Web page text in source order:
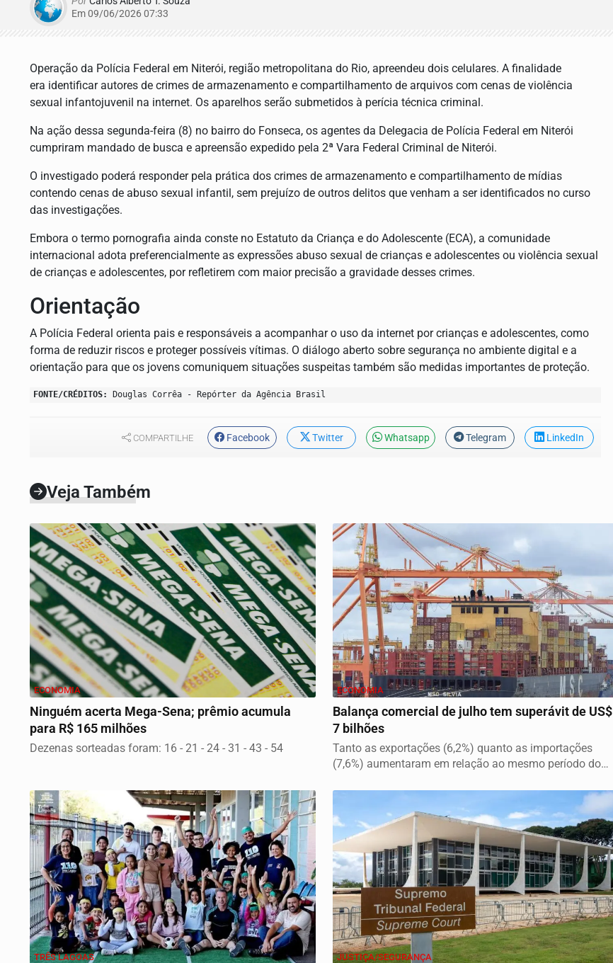
Em 09/06/2026 07:33
Operação da Polícia Federal em Niterói, região metropolitana do Rio, apreendeu dois celulares. A finalidade
era identificar autores de crimes de armazenamento e compartilhamento de arquivos com cenas de violência
sexual infantojuvenil na internet. Os aparelhos serão submetidos à perícia técnica criminal.
Na ação dessa segunda-feira (8) no bairro do Fonseca, os agentes da Delegacia de Polícia Federal em Niterói
cumpriram mandado de busca e apreensão expedido pela 2ª Vara Federal Criminal de Niterói.
O investigado poderá responder pela prática dos crimes de armazenamento e compartilhamento de mídias
contendo cenas de abuso sexual infantil, sem prejuízo de outros delitos que venham a ser identificados no curso
das investigações.
Embora o termo pornografia ainda conste no Estatuto da Criança e do Adolescente (ECA), a comunidade
internacional adota preferencialmente as expressões abuso sexual de crianças e adolescentes ou violência sexual
de crianças e adolescentes, por refletirem com maior precisão a gravidade desses crimes.
Orientação
A Polícia Federal orienta pais e responsáveis a acompanhar o uso da internet por crianças e adolescentes, como
forma de reduzir riscos e proteger possíveis vítimas. O diálogo aberto sobre segurança no ambiente digital e a
orientação para que os jovens comuniquem situações suspeitas também são medidas importantes de proteção.
FONTE/CRÉDITOS: Douglas Corrêa - Repórter da Agência Brasil
COMPARTILHE Facebook Twitter Whatsapp Telegram LinkedIn
Veja Também
ECONOMIA
Ninguém acerta Mega-Sena; prêmio acumula
para R$ 165 milhões
Dezenas sorteadas foram: 16 - 21 - 24 - 31 - 43 - 54
ECONOMIA
Balança comercial de julho tem superávit de US$
7 bilhões
Tanto as exportações (6,2%) quanto as importações
(7,6%) aumentaram em relação ao mesmo período do
TRÊS LAGOAS JUSTIÇA/SEGURANÇA